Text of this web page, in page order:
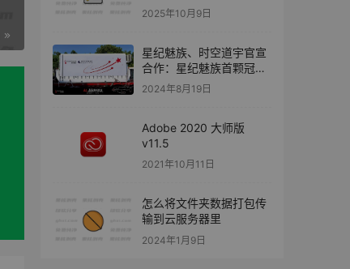
2025年10月9日
星纪魅族、时空道宇官宣
合作：星纪魅族首颗冠名
卫星即将升空
2024年8月19日
Adobe 2020 大师版
v11.5
2021年10月11日
怎么将文件夹数据打包传
输到云服务器里
2024年1月9日